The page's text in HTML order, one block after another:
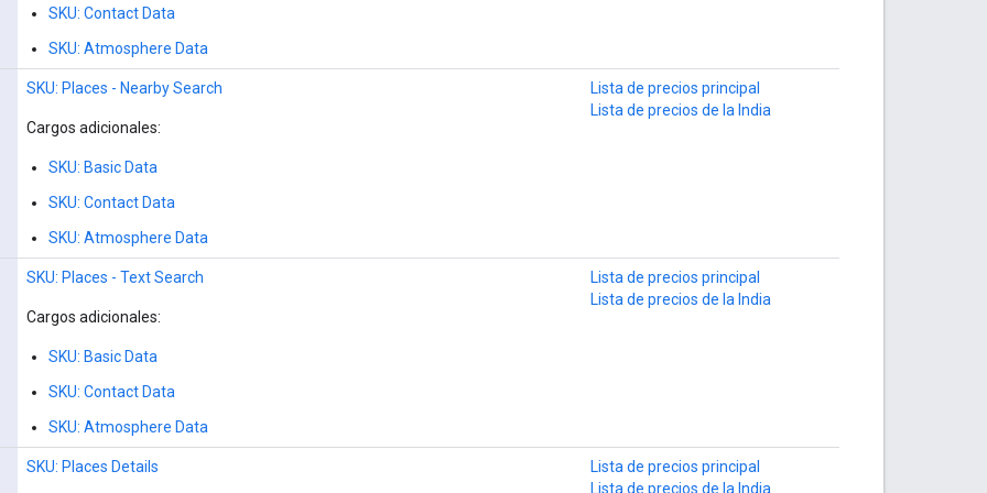
SKU: Contact Data
SKU: Atmosphere Data
SKU: Places - Nearby Search
Cargos adicionales:
SKU: Basic Data
SKU: Contact Data
SKU: Atmosphere Data
Lista de precios principal
Lista de precios de la India
SKU: Places - Text Search
Cargos adicionales:
SKU: Basic Data
SKU: Contact Data
SKU: Atmosphere Data
Lista de precios principal
Lista de precios de la India
SKU: Places Details
Lista de precios principal
Lista de precios de la India